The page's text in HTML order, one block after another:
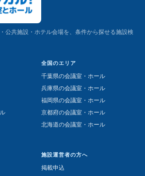
公共施設・ホテル会場を、条件から探せる施設検
全国のエリア
千葉県の会議室・ホール
兵庫県の会議室・ホール
福岡県の会議室・ホール
京都府の会議室・ホール
北海道の会議室・ホール
施設運営者の方へ
掲載申込